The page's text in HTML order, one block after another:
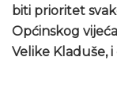
biti prioritet
Općinskog
Velike Kladuše,